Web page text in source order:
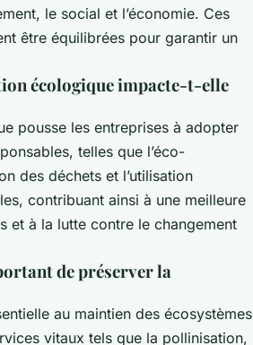
le social et l’économie. Ces
être équilibrées pour garantir un
écologique impacte-t-elle
pousse les entreprises à adopter
telles que l’éco-
des déchets et l’utilisation
contribuant ainsi à une meilleure
et à la lutte contre le changement
de préserver la
au maintien des écosystèmes
vitaux tels que la pollinisation,